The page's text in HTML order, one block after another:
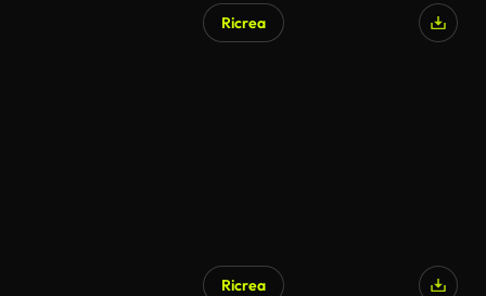
Ricrea
Ricrea